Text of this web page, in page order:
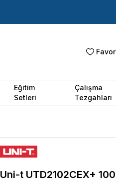
Eğitim
Setleri
Çalışma
Tezgahları
Uni-t UTD2102CEX+